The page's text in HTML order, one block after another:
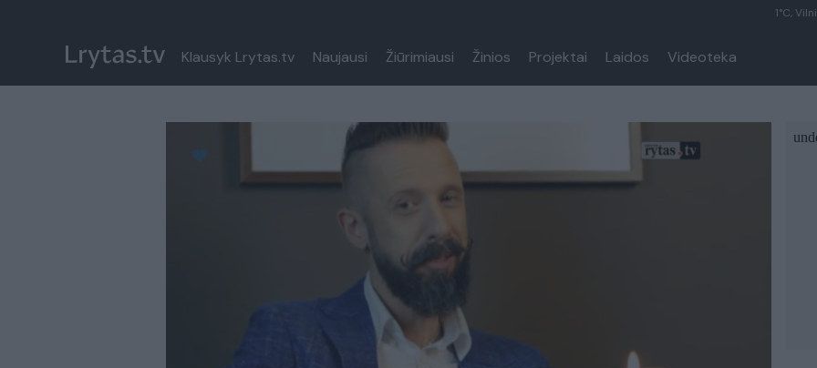
1°C,
Klausyk Lrytas.tv Naujausi Žiūrimiausi Žinios Projektai Laidos Videoteka